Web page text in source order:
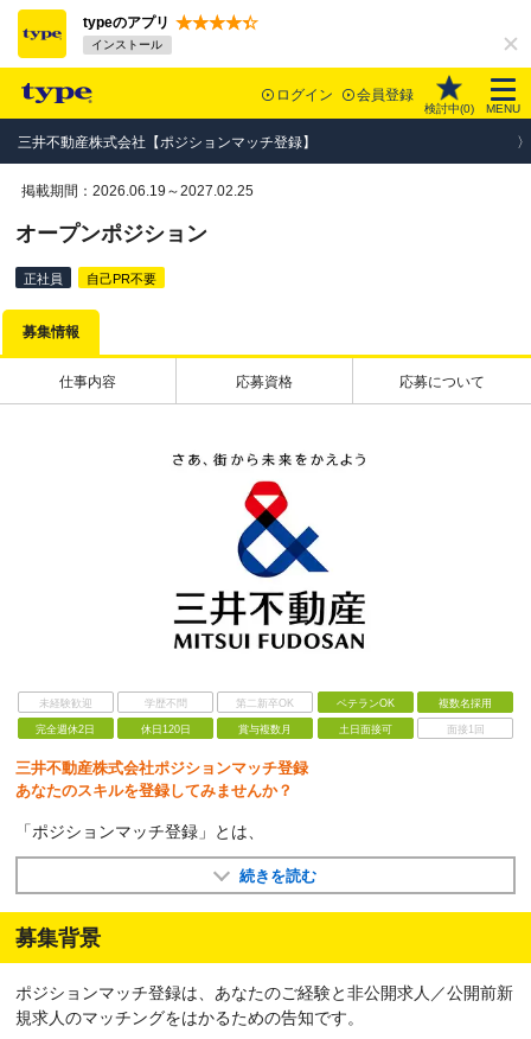
typeのアプリ
インストール
ログイン 会員登録
検討中(0) MENU
三井不動産株式会社【ポジションマッチ登録】
掲載期間：2026.06.19～2027.02.25
オープンポジション
正社員 自己PR不要
募集情報
仕事内容 応募資格 応募について
未経験歓迎 学歴不問 第二新卒OK ベテランOK 複数名採用
完全週休2日 休日120日 賞与複数月 土日面接可 面接1回
三井不動産株式会社ポジションマッチ登録
あなたのスキルを登録してみませんか？
「ポジションマッチ登録」とは、
続きを読む
募集背景
ポジションマッチ登録は、あなたのご経験と非公開求人／公開前新
規求人のマッチングをはかるための告知です。